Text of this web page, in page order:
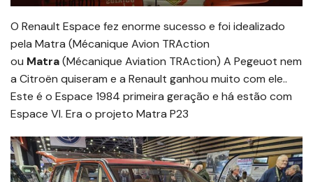
O Renault Espace fez enorme sucesso e foi idealizado
pela Matra (Mécanique Avion TRAction
ou Matra(Mécanique Aviation TRAction) A Pegeuot nem
a Citroën quiseram e a Renault ganhou muito com ele..
Este é o Espace 1984 primeira geração e há estão com
Espace VI. Era o projeto Matra P23